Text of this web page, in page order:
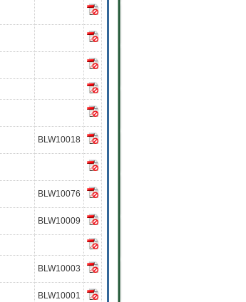
BLW10018
BLW10076
BLW10009
BLW10003
BLW10001